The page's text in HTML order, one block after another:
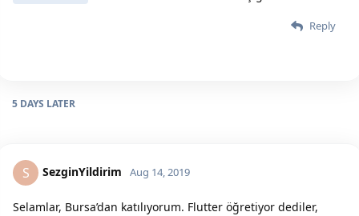
Reply
5 DAYS LATER
S SezginYildirim Aug 14, 2019
Selamlar, Bursa’dan katılıyorum. Flutter öğretiyor dediler,